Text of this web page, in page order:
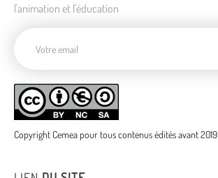
l'animation et l'éducation
Copyright Cemea pour tous contenus édités avant 2019